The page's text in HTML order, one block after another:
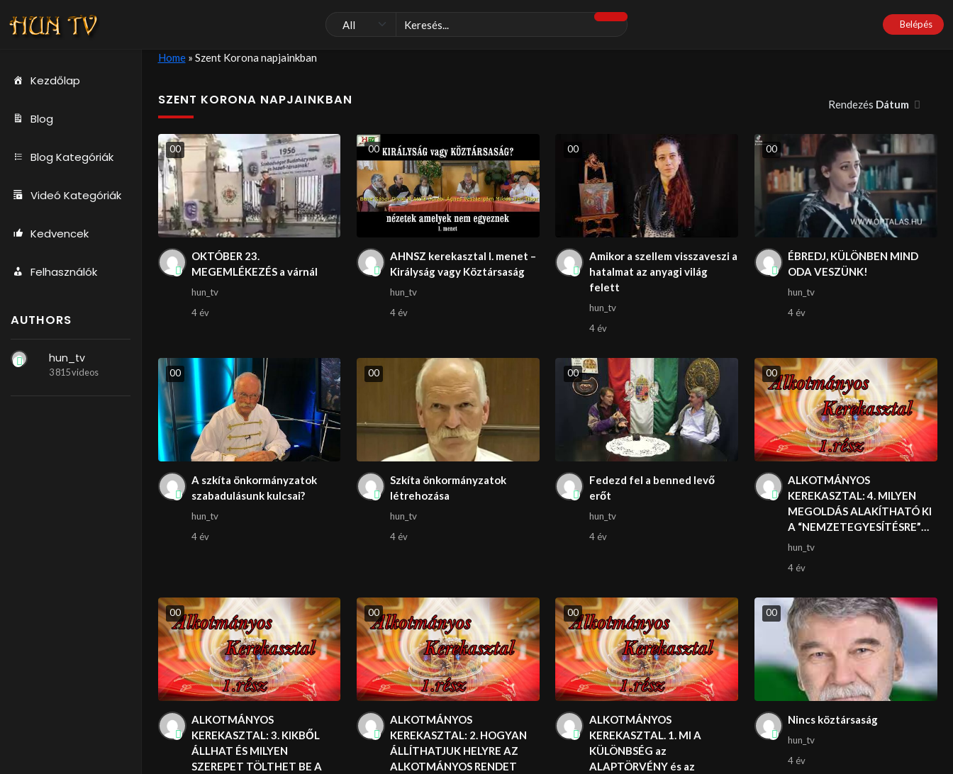
Belépés
Kezdőlap
Blog
Blog Kategóriák
Videó Kategóriák
Kedvencek
Felhasználók
AUTHORS
hun_tv
3 815 videos
Home» Szent Korona napjainkban
SZENT KORONA NAPJAINKBAN Rendezés Dátum
00
OKTÓBER 23.
MEGEMLÉKEZÉS a várnál
hun_tv
4 év
00
AHNSZ kerekasztal I. menet –
Királyság vagy Köztársaság
hun_tv
4 év
00
Amikor a szellem visszaveszi a
hatalmat az anyagi világ
felett
hun_tv
4 év
00
ÉBREDJ, KÜLÖNBEN MIND
ODA VESZÜNK!
hun_tv
4 év
00
A szkíta önkormányzatok
szabadulásunk kulcsai?
hun_tv
4 év
00
Szkíta önkormányzatok
létrehozása
hun_tv
4 év
00
Fedezd fel a benned levő
erőt
hun_tv
4 év
00
ALKOTMÁNYOS
KEREKASZTAL: 4. MILYEN
MEGOLDÁS ALAKÍTHATÓ KI
A “NEMZETEGYESÍTÉSRE”…
hun_tv
4 év
00
ALKOTMÁNYOS
KEREKASZTAL: 3. KIKBŐL
ÁLLHAT ÉS MILYEN
SZEREPET TÖLTHET BE A
00
ALKOTMÁNYOS
KEREKASZTAL: 2. HOGYAN
ÁLLÍTHATJUK HELYRE AZ
ALKOTMÁNYOS RENDET
00
ALKOTMÁNYOS
KEREKASZTAL. 1. MI A
KÜLÖNBSÉG az
ALAPTÖRVÉNY és az
00
Nincs köztársaság
hun_tv
4 év